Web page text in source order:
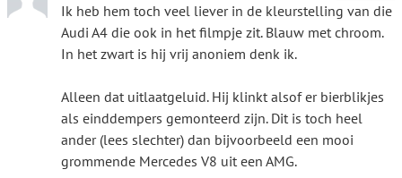
Ik heb hem toch veel liever in de kleurstelling van die
Audi A4 die ook in het filmpje zit. Blauw met chroom.
In het zwart is hij vrij anoniem denk ik.
Alleen dat uitlaatgeluid. Hij klinkt alsof er bierblikjes
als einddempers gemonteerd zijn. Dit is toch heel
ander (lees slechter) dan bijvoorbeeld een mooi
grommende Mercedes V8 uit een AMG.